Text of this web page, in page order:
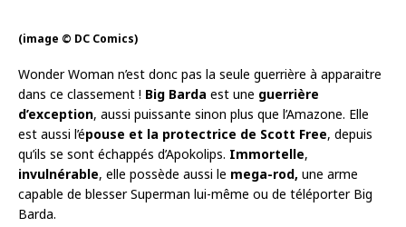
(image © DC Comics)
Wonder Woman n’est donc pas la seule guerrière à apparaitre
dans ce classement ! Big Barda est une guerrière
d’exception, aussi puissante sinon plus que l’Amazone. Elle
est aussi l’épouse et la protectrice de Scott Free, depuis
qu’ils se sont échappés d’Apokolips. Immortelle,
invulnérable, elle possède aussi le mega-rod, une arme
capable de blesser Superman lui-même ou de téléporter Big
Barda.